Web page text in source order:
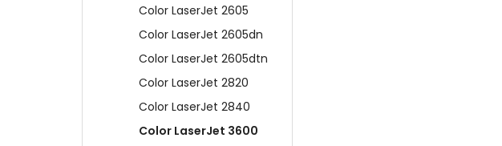
Color LaserJet 2605
Color LaserJet 2605dn
Color LaserJet 2605dtn
Color LaserJet 2820
Color LaserJet 2840
Color LaserJet 3600